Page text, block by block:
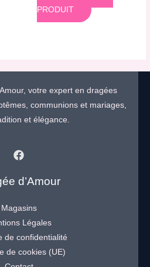
PRODUIT
votre expert en dragées
communions et mariages,
et élégance.
d’Amour
Magasins
Légales
de confidentialité
de cookies (UE)